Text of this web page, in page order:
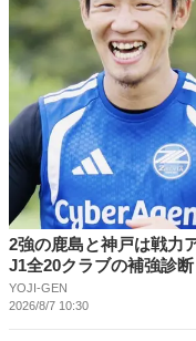
2強の鹿島と神戸は戦力
J1全20クラブの補強診断
YOJI-GEN
2026/8/7 10:30